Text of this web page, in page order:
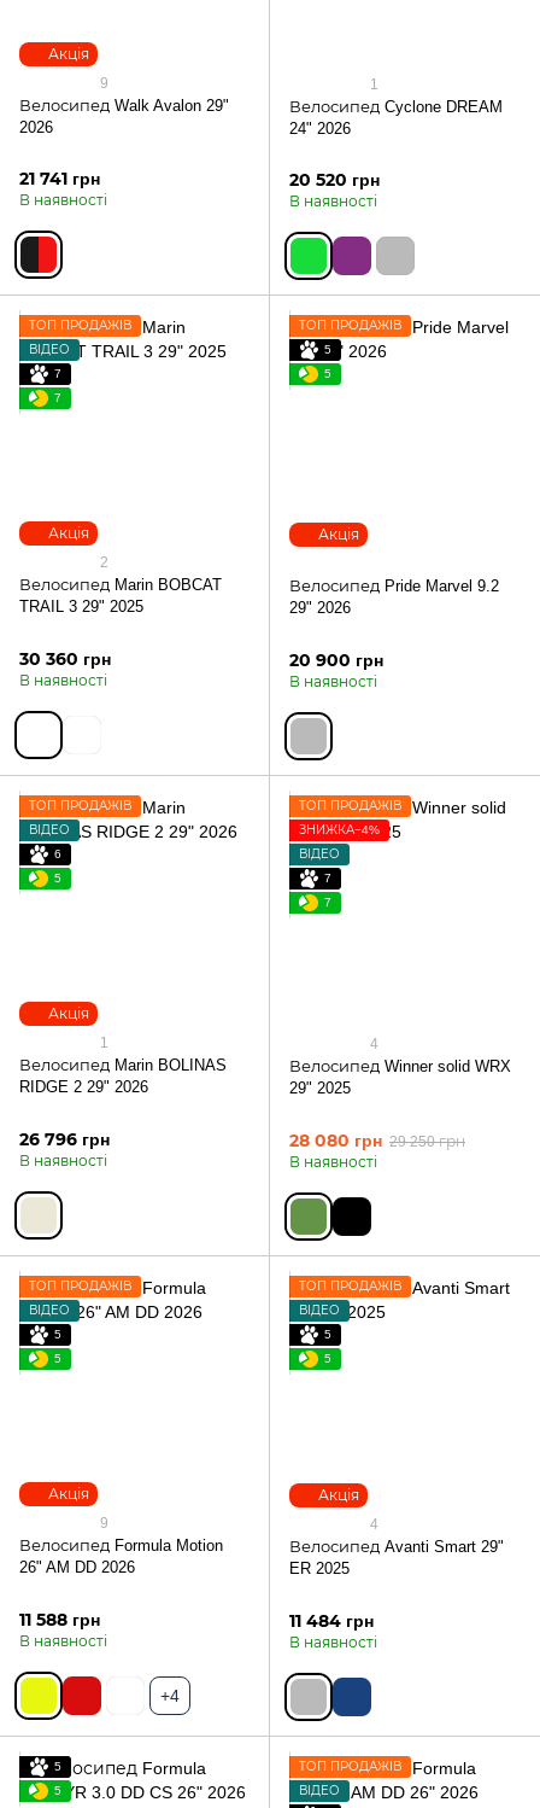
Акція
9
Велосипед Walk Avalon 29"
2026
21 741 грн
В наявності
1
Велосипед Cyclone DREAM
24" 2026
20 520 грн
В наявності
Акція
ТОП ПРОДАЖІВ
ВІДЕО
7
7
2
Велосипед Marin BOBCAT
TRAIL 3 29" 2025
30 360 грн
В наявності
Акція
ТОП ПРОДАЖІВ
5
5
Велосипед Pride Marvel 9.2
29" 2026
20 900 грн
В наявності
Акція
ТОП ПРОДАЖІВ
ВІДЕО
6
5
1
Велосипед Marin BOLINAS
RIDGE 2 29" 2026
26 796 грн
В наявності
ТОП ПРОДАЖІВ
ЗНИЖКА−4%
ВІДЕО
7
7
4
Велосипед Winner solid WRX
29" 2025
28 080 грн 29 250 грн
В наявності
Акція
ТОП ПРОДАЖІВ
ВІДЕО
5
5
9
Велосипед Formula Motion
26" AM DD 2026
11 588 грн
В наявності
+4
Акція
ТОП ПРОДАЖІВ
ВІДЕО
5
5
4
Велосипед Avanti Smart 29"
ER 2025
11 484 грн
В наявності
5
5
ТОП ПРОДАЖІВ
ВІДЕО